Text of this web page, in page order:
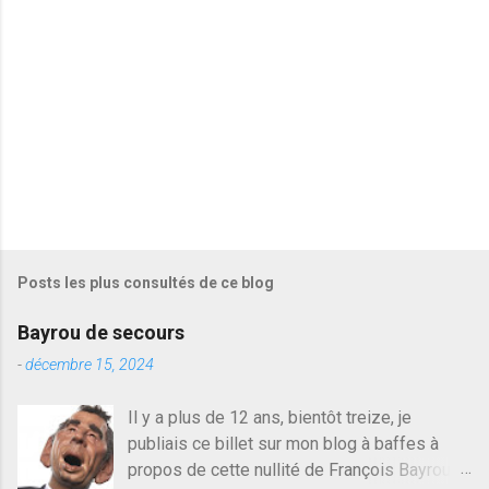
Posts les plus consultés de ce blog
Bayrou de secours
-décembre 15, 2024
Il y a plus de 12 ans, bientôt treize, je
publiais ce billet sur mon blog à baffes à
propos de cette nullité de François Bayrou. Il